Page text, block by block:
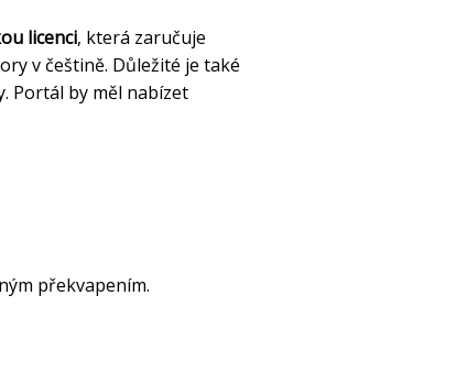
licenci, která zaručuje
v češtině. Důležité je také
Portál by měl nabízet
překvapením.